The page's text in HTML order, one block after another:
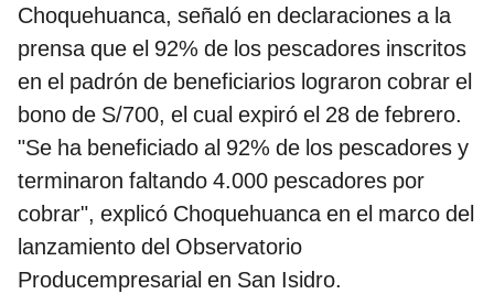
Choquehuanca, señaló en declaraciones a la
prensa que el 92% de los pescadores inscritos
en el padrón de beneficiarios lograron cobrar el
bono de S/700, el cual expiró el 28 de febrero.
"Se ha beneficiado al 92% de los pescadores y
terminaron faltando 4.000 pescadores por
cobrar", explicó Choquehuanca en el marco del
lanzamiento del Observatorio
Producempresarial en San Isidro.